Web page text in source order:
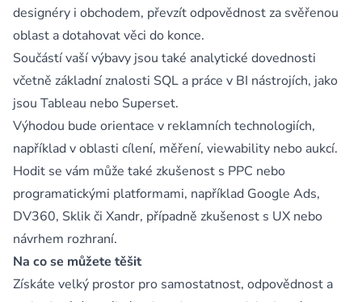
designéry i obchodem, převzít odpovědnost za svěřenou
oblast a dotahovat věci do konce.
Součástí vaší výbavy jsou také analytické dovednosti
včetně základní znalosti SQL a práce v BI nástrojích, jako
jsou Tableau nebo Superset.
Výhodou bude orientace v reklamních technologiích,
například v oblasti cílení, měření, viewability nebo aukcí.
Hodit se vám může také zkušenost s PPC nebo
programatickými platformami, například Google Ads,
DV360, Sklik či Xandr, případně zkušenost s UX nebo
návrhem rozhraní.
Na co se můžete těšit
Získáte velký prostor pro samostatnost, odpovědnost a